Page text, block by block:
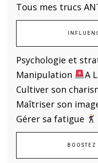
Tous mes trucs
Psychologie et
Manipulation
A
Cultiver son
Maîtriser son
Gérer sa fatigue
BOOSTEZ